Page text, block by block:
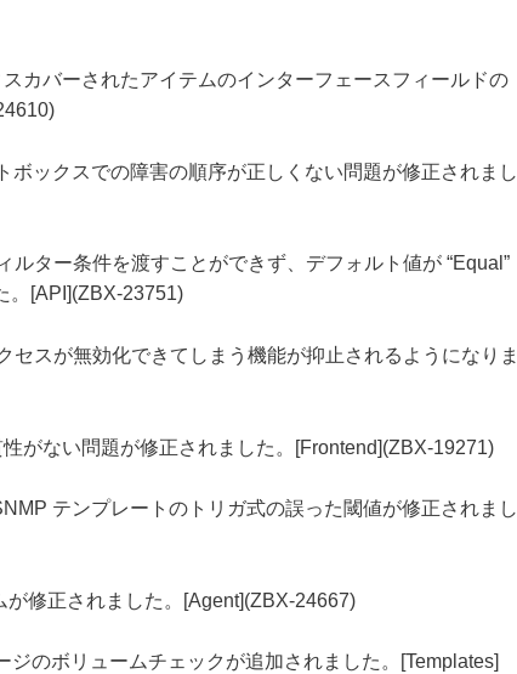
カバーされたアイテムのインターフェースフィールドの
ボックスでの障害の順序が正しくない問題が修正されまし
ルター条件を渡すことができず、デフォルト値が “Equal”
。[API](ZBX-23751)
セスが無効化できてしまう機能が抑止されるようになりま
がない問題が修正されました。[Frontend](ZBX-19271)
テンプレートのトリガ式の誤った閾値が修正されまし
修正されました。[Agent](ZBX-24667)
のボリュームチェックが追加されました。[Templates]